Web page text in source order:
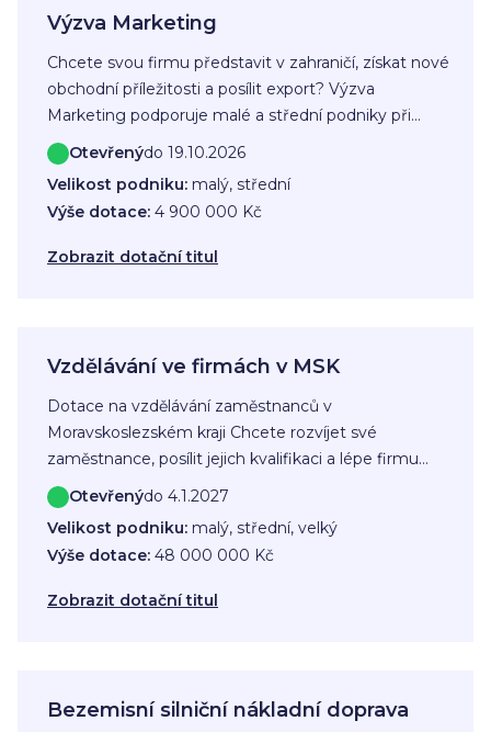
Výzva Marketing
Chcete svou firmu představit v zahraničí, získat nové
obchodní příležitosti a posílit export? Výzva
Marketing podporuje malé a střední podniky při
účasti na zahraničních veletrzích a výstavách, včetně
souvisejících nákladů na dopravu a propagační
materiály.
Otevřenýdo 19.10.2026
Velikost podniku: malý, střední
Výše dotace: 4 900 000 Kč
Zobrazit dotační titul
Vzdělávání ve firmách v MSK
Dotace na vzdělávání zaměstnanců v
Moravskoslezském kraji Chcete rozvíjet své
zaměstnance, posílit jejich kvalifikaci a lépe firmu
připravit na změny na trhu? Tento program
podporuje firmy, které chtějí investovat do
vzdělávání svých lidí, rozvoje digitálních dovedností,
jazykového vzdělávání nebo rekvalifikací.
Otevřenýdo 4.1.2027
Velikost podniku: malý, střední, velký
Výše dotace: 48 000 000 Kč
Zobrazit dotační titul
Bezemisní silniční nákladní doprava